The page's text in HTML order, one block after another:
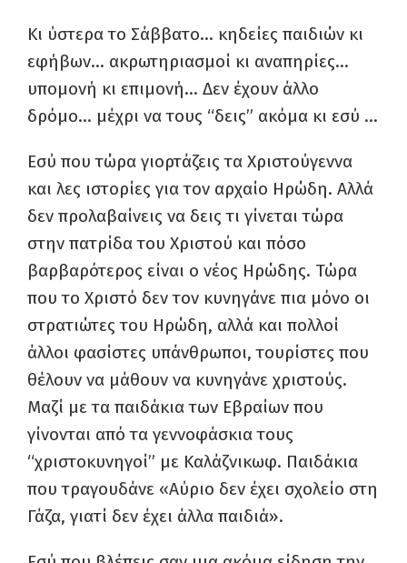
Κι ύστερα το Σάββατο… κηδείες παιδιών κι
εφήβων… ακρωτηριασμοί κι αναπηρίες…
υπομονή κι επιμονή… Δεν έχουν άλλο
δρόμο… μέχρι να τους “δεις” ακόμα κι εσύ …
Εσύ που τώρα γιορτάζεις τα Χριστούγεννα
και λες ιστορίες για τον αρχαίο Ηρώδη. Αλλά
δεν προλαβαίνεις να δεις τι γίνεται τώρα
στην πατρίδα του Χριστού και πόσο
βαρβαρότερος είναι ο νέος Ηρώδης. Τώρα
που το Χριστό δεν τον κυνηγάνε πια μόνο οι
στρατιώτες του Ηρώδη, αλλά και πολλοί
άλλοι φασίστες υπάνθρωποι, τουρίστες που
θέλουν να μάθουν να κυνηγάνε χριστούς.
Μαζί με τα παιδάκια των Εβραίων που
γίνονται από τα γεννοφάσκια τους
“χριστοκυνηγοί” με Καλάζνικωφ. Παιδάκια
που τραγουδάνε «Αύριο δεν έχει σχολείο στη
Γάζα, γιατί δεν έχει άλλα παιδιά».